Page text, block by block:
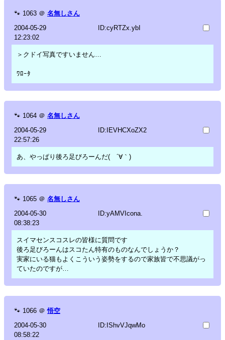
🐾 1063 ＠ 名無しさん
2004-05-29
12:23:02
ID:cyRTZx.ybI
＞クドイ写真ですいません…
ﾜﾛｰﾀ
🐾 1064 ＠ 名無しさん
2004-05-29
22:57:26
ID:IEVHCXoZX2
あ、やっぱり後ろ足びろーんだ( ´∀｀)
🐾 1065 ＠ 名無しさん
2004-05-30
08:38:23
ID:yAMVIcona.
スイマセンスコスレの皆様に質問です
後ろ足びろーんはスコたん特有のものなんでしょうか？
実家にいる猫もよくこういう姿勢をするので家族皆で不思議がっ
ていたのですが…
🐾 1066 ＠ 悟空
2004-05-30
08:58:22
ID:IShvVJqwMo